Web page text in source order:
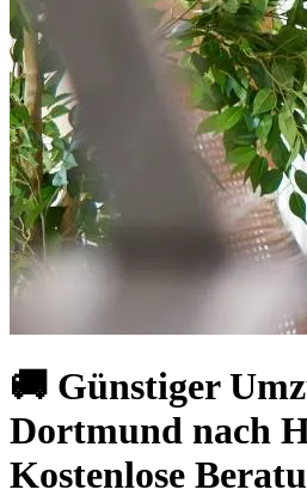
🚚 Günstiger
Dortmund nach
Kostenlose